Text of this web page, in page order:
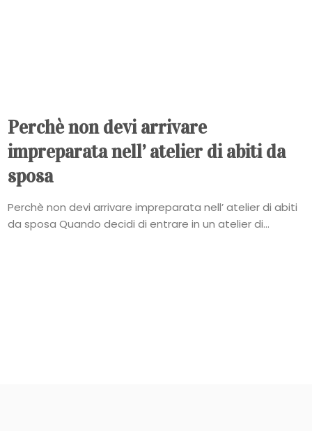
Perchè non devi arrivare
impreparata nell’ atelier di abiti da
sposa
Perchè non devi arrivare impreparata nell’ atelier di abiti
da sposa Quando decidi di entrare in un atelier di...